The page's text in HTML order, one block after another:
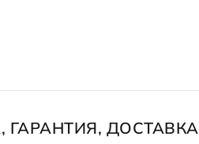
ГАРАНТИЯ, ДОСТАВКА